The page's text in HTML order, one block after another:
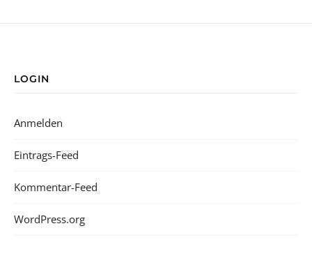
LOGIN
Anmelden
Eintrags-Feed
Kommentar-Feed
WordPress.org